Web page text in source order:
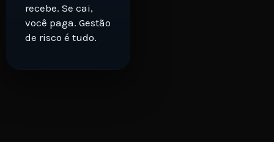
recebe. Se cai,
você paga. Gestão
de risco é tudo.